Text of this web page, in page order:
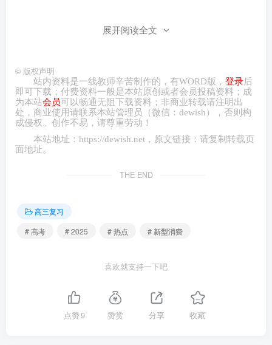
促进行业规范、良性、健康发展。
②保证消费者安全消费的权利，保障消费者的知情权，
尊重消费者的自主选择权。当消费者权益受到侵害时，消费
者可以与经营者协商和解，可以请求消费者协会或者依法成
立的其他调解组织调解，可以向有关行政部门投诉。消费者
还可以通过仲裁或者诉讼的方式解决与经营者之间的争议。
展开阅读全文
© 版权声明
站内资料是一线教师辛苦制作的，有WORD版， 登录后
即可下载；付费资料一般是本站原创或者会员投稿资料；成
为本站会员可以畅通无阻下载资料；非商业转载请注明出
处，商业使用请联系本站管理员（微信： dewish ），否则构
成侵权。创作不易，请尊重劳动！
本站地址： https://dewish.net ，原文链接：请复制转载页
面地址。
THE END
高三复习
# 高考
# 2025 # 热点 # 新型消费
喜欢就支持一下吧
点赞9 赞赏 分享 收藏